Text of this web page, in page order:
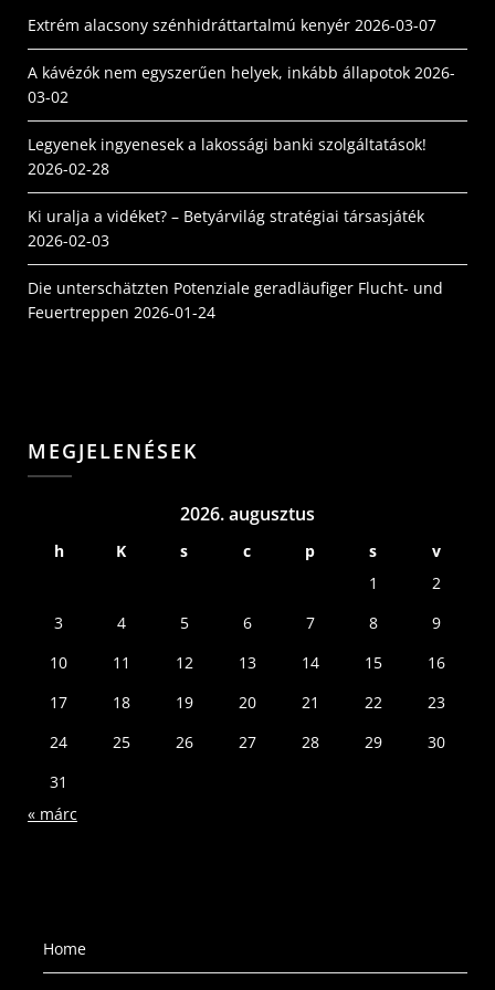
Extrém alacsony szénhidráttartalmú kenyér 2026-03-07
A kávézók nem egyszerűen helyek, inkább állapotok 2026-
03-02
Legyenek ingyenesek a lakossági banki szolgáltatások!
2026-02-28
Ki uralja a vidéket? – Betyárvilág stratégiai társasjáték
2026-02-03
Die unterschätzten Potenziale geradläufiger Flucht- und
Feuertreppen 2026-01-24
MEGJELENÉSEK
2026. augusztus
h K s c p s
v
1
2
3
4 5 6 7 8
9
10
11 12 13 14 15
16
17
18 19 20 21 22
23
24
25 26 27 28 29
30
31
« márc
Home